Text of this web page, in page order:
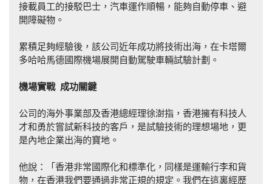
接載員工的接駁巴士，汽車運作順暢，能夠自動停車、避
開障礙物。
累積足夠經驗後，該公司近年成功將技術出海，在卡塔爾
多哈哈馬德國際機場展開自動駕駛車輛試驗計劃。
機場實戰 成功關鍵
公司的海外事業部及香港總經理徐澍指，香港擁有科技人
才和勇於嘗試新科技的客戶，是試驗技術的理想場地，更
是內地企業出海的寶地。
他說：「香港非常國際化和標準化，同樣是運輸行李和貨
物，在香港我們要通過非常正規的規定。我們在這裏經歷